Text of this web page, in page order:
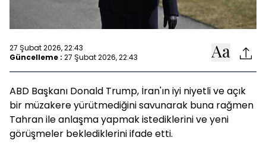
27 Şubat 2026, 22:43
Güncelleme : 27 Şubat 2026, 22:43
ABD Başkanı Donald Trump, İran'ın iyi niyetli ve açık
bir müzakere yürütmediğini savunarak buna rağmen
Tahran ile anlaşma yapmak istediklerini ve yeni
görüşmeler beklediklerini ifade etti.